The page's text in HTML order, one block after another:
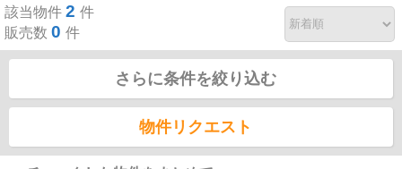
該当物件 2 件
販売数 0 件
さらに条件を絞り込む
物件リクエスト